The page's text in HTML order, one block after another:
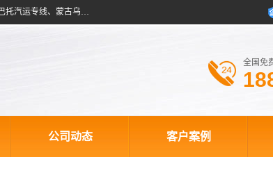
北京跃瑞航星国际货运代理有限公司是一家北京到蒙古乌兰巴托物流专线公司，主营业务：蒙古乌兰巴托空运专线、蒙古乌兰巴托汽运专线、蒙古乌兰巴托散货拼箱、蒙古乌兰巴托双清包税、蒙古乌兰巴托铁路运输等运输服务。以北京为中心服务于全国各地，运输能力及代理网络覆盖蒙古、俄罗斯、中亚五国各主要城市及站点。
全国免
公司动态 客户案例